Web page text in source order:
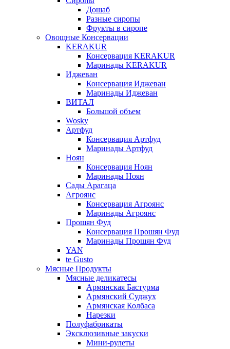
Дошаб
Разные сиропы
Фрукты в сиропе
Овощные Консервации
KERAKUR
Консервация KERAKUR
Маринады KERAKUR
Иджеван
Консервация Иджеван
Маринады Иджеван
ВИТАЛ
Большой объем
Wosky
Артфуд
Консервация Артфуд
Маринады Артфуд
Ноян
Консервация Ноян
Маринады Ноян
Сады Арагаца
Агроянс
Консервация Агроянс
Маринады Агроянс
Прошян Фуд
Консервация Прошян Фуд
Маринады Прошян Фуд
YAN
te Gusto
Мясные Продукты
Мясные деликатесы
Армянская Бастурма
Армянский Суджух
Армянская Колбаса
Нарезки
Полуфабрикаты
Эксклюзивные закуски
Мини-рулеты